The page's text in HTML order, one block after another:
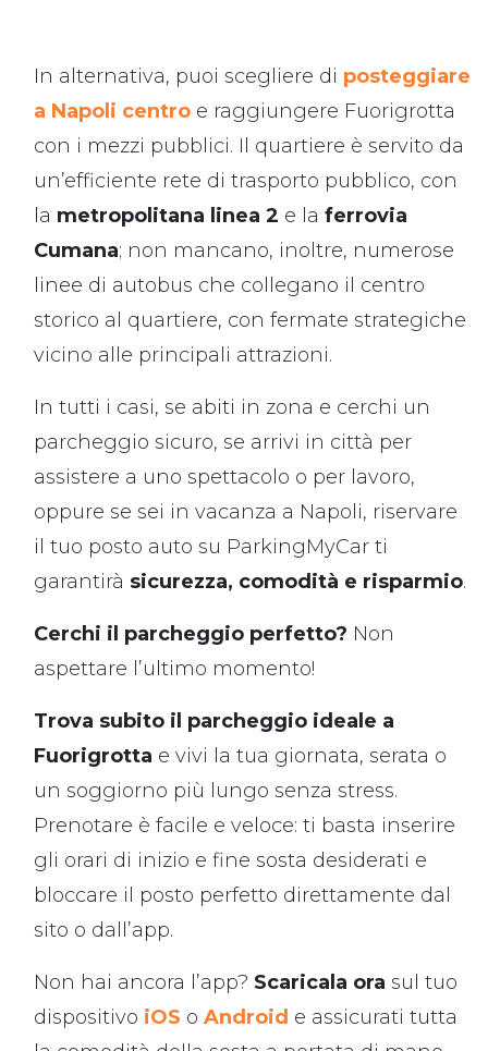
In alternativa, puoi scegliere di posteggiare
a Napoli centro e raggiungere Fuorigrotta
con i mezzi pubblici. Il quartiere è servito da
un’efficiente rete di trasporto pubblico, con
la metropolitana linea 2 e la ferrovia
Cumana; non mancano, inoltre, numerose
linee di autobus che collegano il centro
storico al quartiere, con fermate strategiche
vicino alle principali attrazioni.
In tutti i casi, se abiti in zona e cerchi un
parcheggio sicuro, se arrivi in città per
assistere a uno spettacolo o per lavoro,
oppure se sei in vacanza a Napoli, riservare
il tuo posto auto su ParkingMyCar ti
garantirà sicurezza, comodità e risparmio.
Cerchi il parcheggio perfetto? Non
aspettare l’ultimo momento!
Trova subito il parcheggio ideale a
Fuorigrotta e vivi la tua giornata, serata o
un soggiorno più lungo senza stress.
Prenotare è facile e veloce: ti basta inserire
gli orari di inizio e fine sosta desiderati e
bloccare il posto perfetto direttamente dal
sito o dall’app.
Non hai ancora l’app? Scaricala ora sul tuo
dispositivo iOS o Android e assicurati tutta